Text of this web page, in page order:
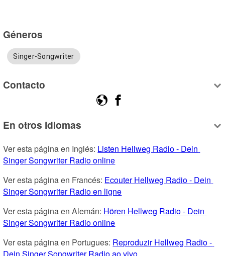
Géneros
Singer-Songwriter
Contacto
En otros idiomas
Ver esta página en Inglés: Listen Hellweg Radio - Dein
Singer Songwriter Radio online
Ver esta página en Francés: Ecouter Hellweg Radio - Dein
Singer Songwriter Radio en ligne
Ver esta página en Alemán: Hören Hellweg Radio - Dein
Singer Songwriter Radio online
Ver esta página en Portugues: Reproduzir Hellweg Radio -
Dein Singer Songwriter Radio ao vivo